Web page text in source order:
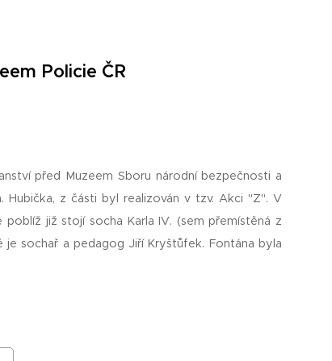
Policie ČR
před Muzeem Sboru národní bezpečnosti a
Hubička, z části byl realizován v tzv. Akci "Z". V
již stojí socha Karla IV. (sem přemístěná z
sochař a pedagog Jiří Kryštůfek. Fontána byla